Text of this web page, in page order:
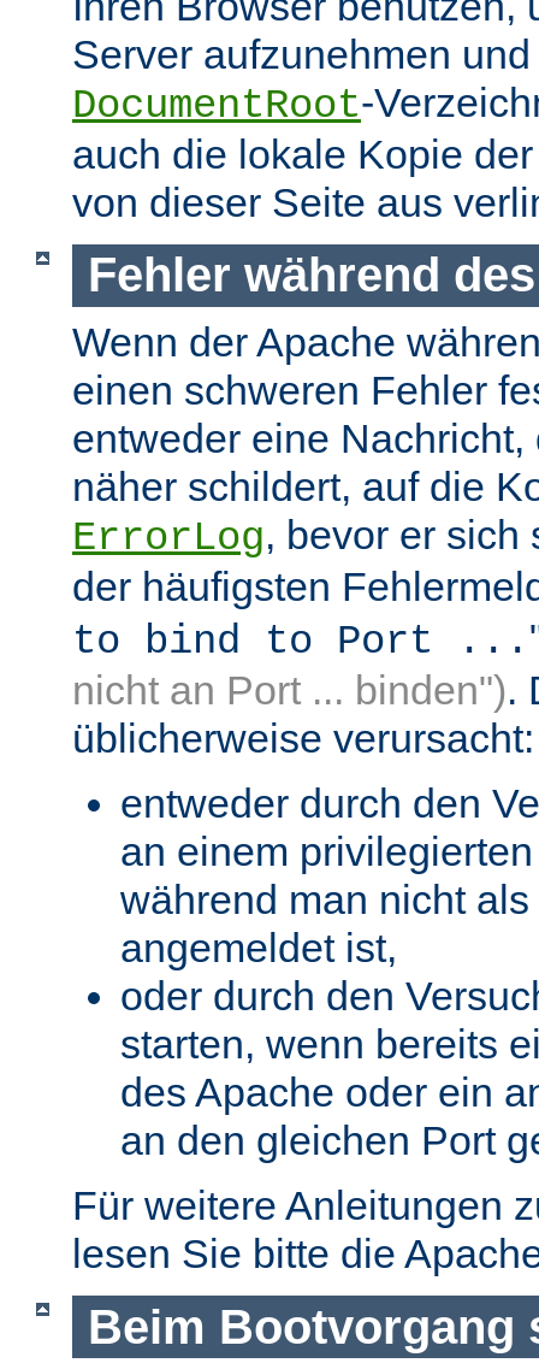
Server aufzunehmen
DocumentRoot-
auch die lokale Kopie
von dieser Seite aus
Fehler während
Wenn der Apache
einen schweren Fehler
entweder eine
näher schildert, auf die
ErrorLog, bevor er sich
der häufigsten
to bind to Port ...
nicht an Port ... binden").
üblicherweise verursacht:
entweder durch den
an einem
während man nicht
angemeldet ist,
oder durch den
starten, wenn bereits
des Apache oder ein
an den gleichen Port
Für weitere Anleitungen
lesen Sie bitte die
Beim Bootvorgang